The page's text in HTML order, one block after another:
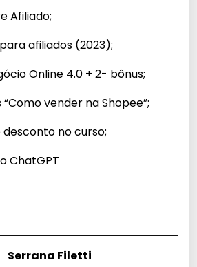
Afiliado;
afiliados (2023);
Online 4.0 + 2- bônus;
“Como vender na Shopee”;
desconto no curso;
ChatGPT
Serrana Filetti